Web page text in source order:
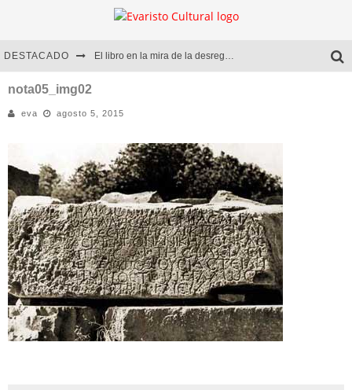
DESTACADO El libro en la mira de la desregulación
Diego Meret | Hotel Acapulco
Alejandra Correa | La nieve
nota05_img02
eva agosto 5, 2015